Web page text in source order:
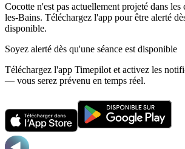
Cocotte n'est pas actuellement projeté dans les
les-Bains. Téléchargez l'app pour être alerté
disponible.
Soyez alerté dès qu'une séance est disponible
Téléchargez l'app Timepilot et activez les
— vous serez prévenu en temps réel.